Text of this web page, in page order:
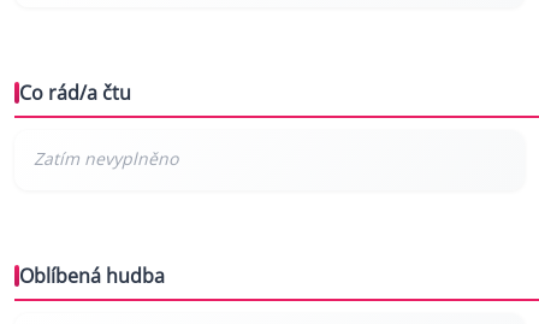
Co rád/a čtu
Oblíbená hudba